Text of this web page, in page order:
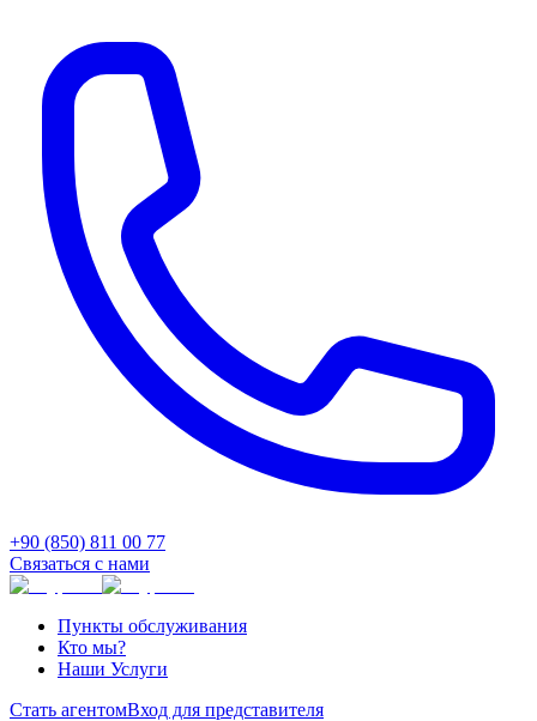
+90 (850) 811 00 77
Связаться с нами
Пункты обслуживания
Кто мы?
Наши Услуги
Стать агентомВход для представителя